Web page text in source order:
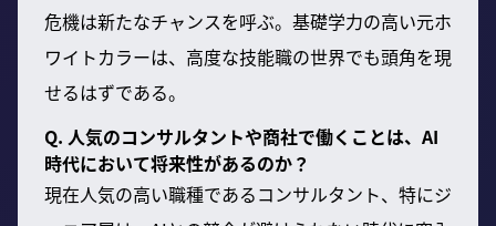
危機は新たなチャンスを呼ぶ。基礎学力の高い元ホ
ワイトカラーは、高度な技能職の世界でも頭角を現
せるはずである。
Q. 人気のコンサルタントや商社で働くことは、AI
時代において将来性があるのか？
現在人気の高い職種であるコンサルタント、特にジ